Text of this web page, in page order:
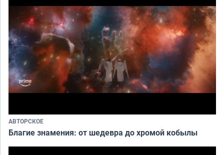
АВТОРСКОЕ
Благие знамения: от шедевра до хромой кобылы